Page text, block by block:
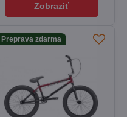
Zobraziť
Preprava zdarma